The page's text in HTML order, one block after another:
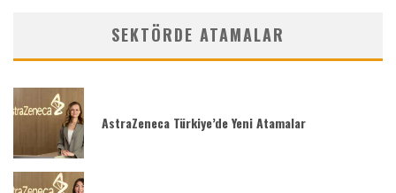
SEKTÖRDE ATAMALAR
AstraZeneca Türkiye’de Yeni Atamalar